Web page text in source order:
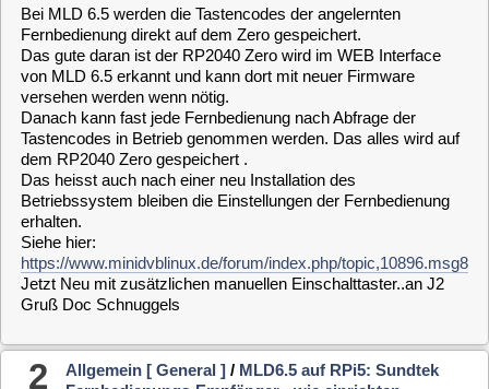
Tastencodes in Betrieb genommen werden. Das alles wird auf
dem RP2040 Zero gespeichert .
Das heisst auch nach einer neu Installation des
Betriebssystem bleiben die Einstellungen der Fernbedienung
erhalten.
Siehe hier:
https://www.minidvblinux.de/forum/index.php/
Jetzt Neu mit zusätzlichen manuellen Einschalttaster..an J2
Gruß Doc Schnuggels
2 Allgemein [ General ] / MLD6.5 auf RPi5: Sundtek
Fernbedienungs-Empfänger - wie einrichten
«on:June 28, 2026, 09:18:39 »
Oder das hier nehmen. Raspberry RP2040 Zero I.R. USB
Empfänger
Damit kann man den Raspberry 5 auch einschalten per
So das er nicht 24/7 durchlaufen muss.
https://www.minidvblinux.de/forum/index.php/
Anlernen kann man fast jede Fernbedienung über das web